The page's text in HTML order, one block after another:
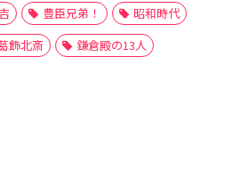
豊臣兄弟！
昭和時代
飾北斎 鎌倉殿の13人